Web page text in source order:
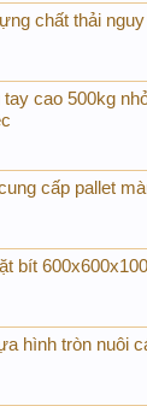
chất thải
tay cao 500kg
cấp pallet
bít
hình tròn nuôi